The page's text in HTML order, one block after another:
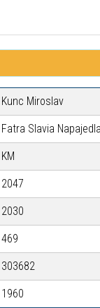
Kunc Miroslav
Fatra Slavia Napajedla
KM
2047
2030
469
303682
1960